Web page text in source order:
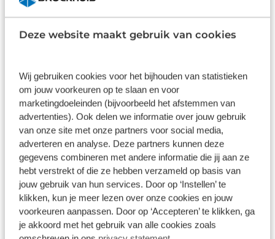
Deze website maakt gebruik van cookies
Wij gebruiken cookies voor het bijhouden van statistieken
om jouw voorkeuren op te slaan en voor
marketingdoeleinden (bijvoorbeeld het afstemmen van
advertenties). Ook delen we informatie over jouw gebruik
van onze site met onze partners voor social media,
adverteren en analyse. Deze partners kunnen deze
gegevens combineren met andere informatie die jij aan ze
hebt verstrekt of die ze hebben verzameld op basis van
jouw gebruik van hun services. Door op ‘Instellen’ te
klikken, kun je meer lezen over onze cookies en jouw
voorkeuren aanpassen. Door op ‘Accepteren’ te klikken, ga
je akkoord met het gebruik van alle cookies zoals
ruitenwissersnelheid wordt bij iedere bui perfect
keyless entry nooit meer graven in uw zakken of
deze auto zijn: schakelpaddles aan het stuur en
automatisch dimmende binnenspiegel.
Geavanceerde technische systemen houden
tijdens elke rit het verkeer in de gaten en reageren
op potentieel gevaarlijke situaties. In het
instrumentarium laat de verkeersborddetectie de
actuele verkeersborden zien. Hebben we uw
interesse gewekt? Deze Grandland staat nu voor u
klaar, u bent van harte welkom om hem te komen
bekijken. Dan vertellen we u ook meteen over de
financieringsvormen die we u kunnen aanbieden.
u graag weten wat u kunt verwachten.
Wat klanten over ons zeggen
9,111262 reviews
5